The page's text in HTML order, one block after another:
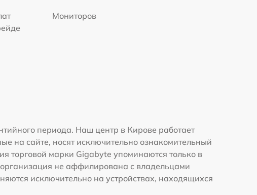
Мониторов
периода. Наш центр в Кирове работает
на сайте, носят исключительно ознакомительный
торговой марки Gigabyte упоминаются только в
не аффилирована с владельцами
исключительно на устройствах, находящихся